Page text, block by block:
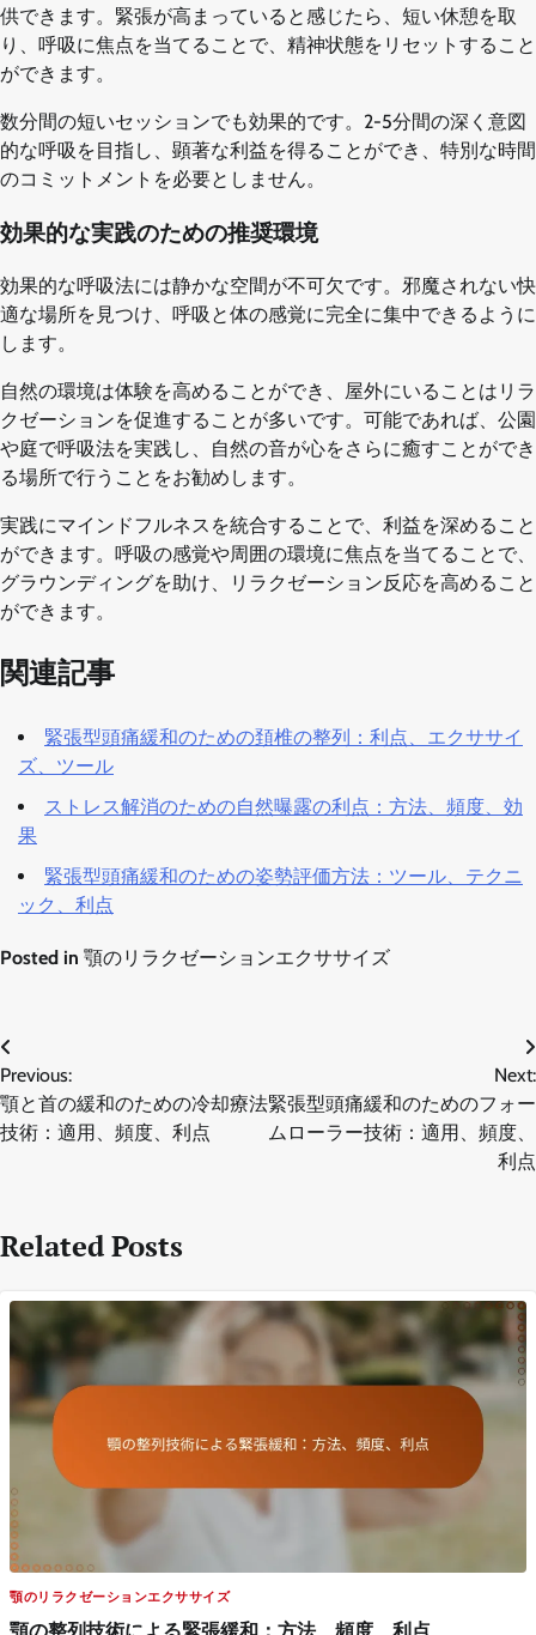
供できます。緊張が高まっていると感じたら、短い休憩を取
り、呼吸に焦点を当てることで、精神状態をリセットすること
ができます。
数分間の短いセッションでも効果的です。2-5分間の深く意図
的な呼吸を目指し、顕著な利益を得ることができ、特別な時間
のコミットメントを必要としません。
効果的な実践のための推奨環境
効果的な呼吸法には静かな空間が不可欠です。邪魔されない快
適な場所を見つけ、呼吸と体の感覚に完全に集中できるように
します。
自然の環境は体験を高めることができ、屋外にいることはリラ
クゼーションを促進することが多いです。可能であれば、公園
や庭で呼吸法を実践し、自然の音が心をさらに癒すことができ
る場所で行うことをお勧めします。
実践にマインドフルネスを統合することで、利益を深めること
ができます。呼吸の感覚や周囲の環境に焦点を当てることで、
グラウンディングを助け、リラクゼーション反応を高めること
ができます。
関連記事
緊張型頭痛緩和のための頚椎の整列：利点、エクササイ
ズ、ツール
ストレス解消のための自然曝露の利点：方法、頻度、効
果
緊張型頭痛緩和のための姿勢評価方法：ツール、テクニ
ック、利点
Posted in 顎のリラクゼーションエクササイズ
Post
navigation
Previous:
顎と首の緩和のための冷却療法
技術：適用、頻度、利点
Next:
緊張型頭痛緩和のためのフォー
ムローラー技術：適用、頻度、
利点
Related Posts
顎のリラクゼーションエクササイズ